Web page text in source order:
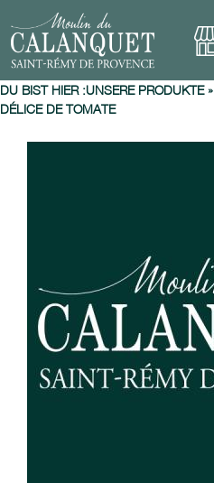
DU BIST HIER :UNSERE PRODUKTE»
DÉLICE DE TOMATE